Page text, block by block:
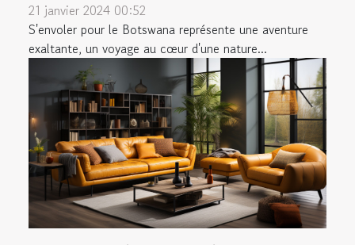
21 janvier 2024 00:52
S'envoler pour le Botswana représente une aventure
exaltante, un voyage au cœur d'une nature...